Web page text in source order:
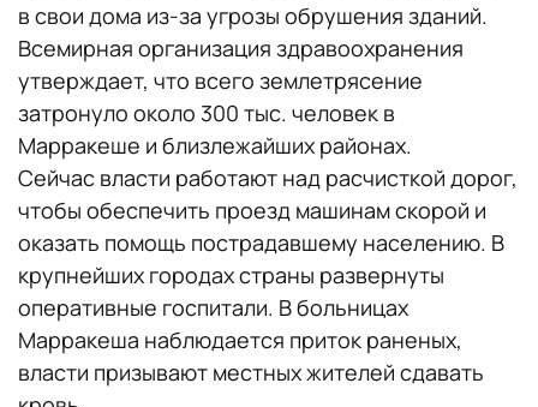
в свои дома из-за угрозы обрушения зданий.
Всемирная организация здравоохранения
утверждает, что всего землетрясение
затронуло около 300 тыс. человек в
Марракеше и близлежайших районах.
Сейчас власти работают над расчисткой дорог,
чтобы обеспечить проезд машинам скорой и
оказать помощь пострадавшему населению. В
крупнейших городах страны развернуты
оперативные госпитали. В больницах
Марракеша наблюдается приток раненых,
власти призывают местных жителей сдавать